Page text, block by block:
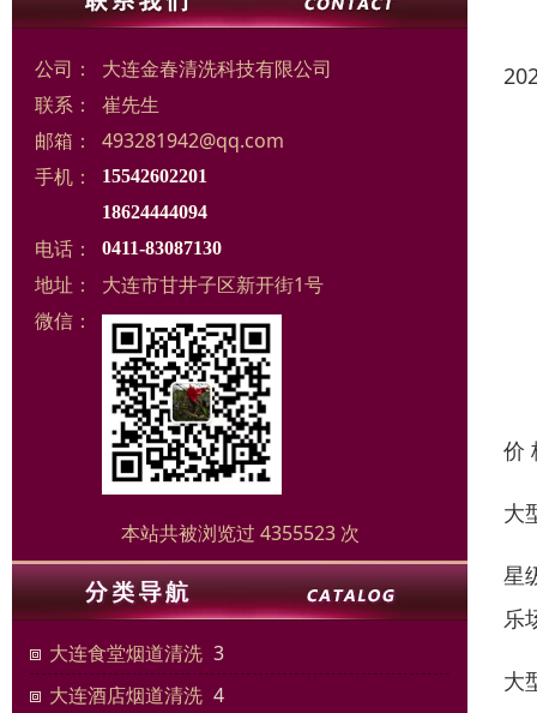
公司：
大连金春清洗科技有限公司
联系：
崔先生
邮箱：
493281942@qq.com
手机：
15542602201
18624444094
电话： 0411-83087130
地址：
大连市甘井子区新开街1号
微信：
本站共被浏览过 4355523 次
大连食堂烟道清洗 3
大连酒店烟道清洗 4
价
大
星
乐
大